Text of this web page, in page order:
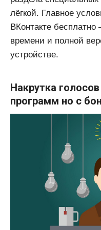
лёгкой. Главное
ВКонтакте
времени и полной
устройстве.
Накрутка
программ но с